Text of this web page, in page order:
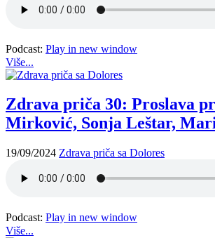
Podcast: Play in new window
Više...
Zdrava priča 30: Proslava
Mirković, Sonja Leštar,
19/09/2024 Zdrava priča sa Dolores
Podcast: Play in new window
Više...